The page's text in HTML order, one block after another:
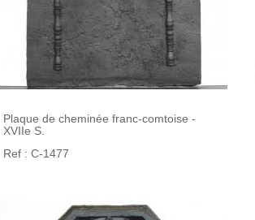
Plaque de cheminée franc-comtoise -
XVIIe S.
Ref : C-1477